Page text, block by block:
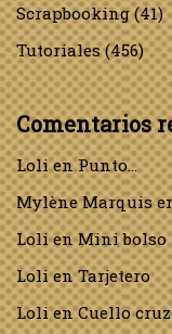
Scrapbooking(41)
Tutoriales(456)
Comentarios
LolienPunto…
Mylène Marquis
LolienMini bolso
LolienTarjetero
LolienCuello